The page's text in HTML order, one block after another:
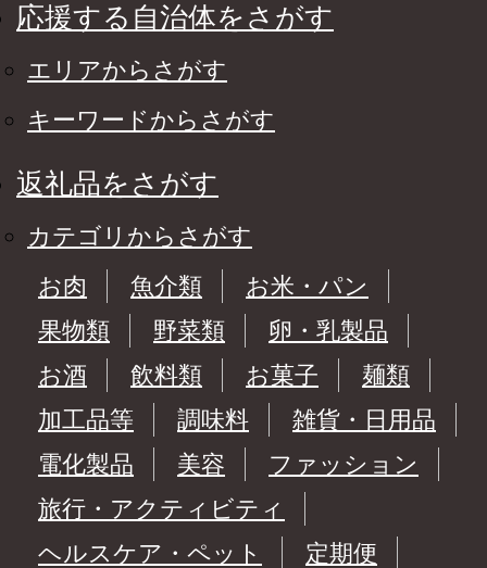
応援する自治体をさがす
エリアからさがす
キーワードからさがす
返礼品をさがす
カテゴリからさがす
お肉
魚介類
お米・パン
果物類
野菜類
卵・乳製品
お酒
飲料類 お菓子
麺類
加工品等
調味料
雑貨・日用品
電化製品
美容
ファッション
旅行・アクティビティ
ヘルスケア・ペット
定期便